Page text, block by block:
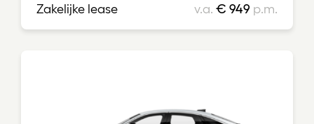
Zakelijke lease v.a.€ 949 p.m.